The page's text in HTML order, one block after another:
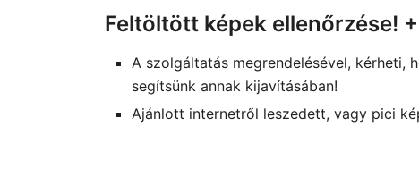
Feltöltött képek ellenőrzése!
A szolgáltatás megrendelésével,
segítsünk annak kijavításában!
Ajánlott internetről leszedett, vagy pici